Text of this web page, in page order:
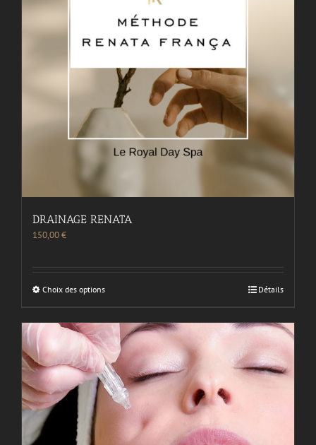
DRAINAGE RENATA
150,00€
Choix des options Détails